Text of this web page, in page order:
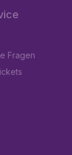
Fragen